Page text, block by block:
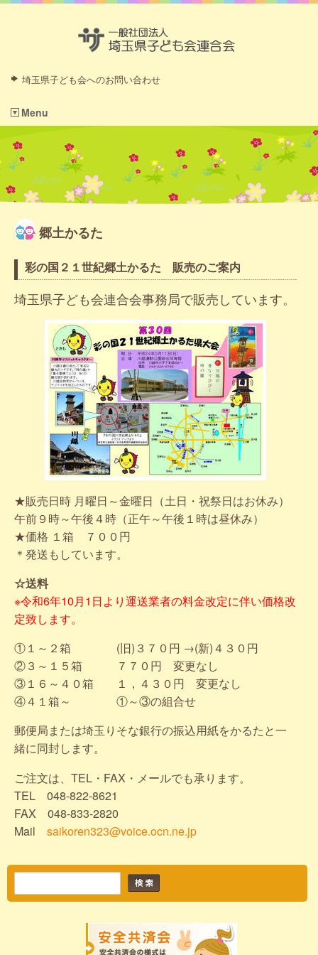
埼玉県子ども会へのお問い合わせ
Menu
郷土かるた
彩の国２１世紀郷土かるた 販売のご案内
埼玉県子ども会連合会事務局で販売しています。
★販売日時 月曜日～金曜日（土日・祝祭日はお休み）
午前９時～午後４時（正午～午後１時は昼休み）
★価格 １箱 ７００円
＊発送もしています。
☆送料
※令和6年10月1日より運送業者の料金改定に伴い価格改
定致します。
①１～２箱 (旧)３７０円 →(新)４３０円
②３～１５箱 ７７０円 変更なし
③１６～４０箱 １，４３０円 変更なし
④４１箱～ ①～③の組合せ
郵便局または埼玉りそな銀行の振込用紙をかるたと一
緒に同封します。
ご注文は、TEL・FAX・メールでも承ります。
TEL 048-822-8621
FAX 048-833-2820
Mail saikoren323@voice.ocn.ne.jp